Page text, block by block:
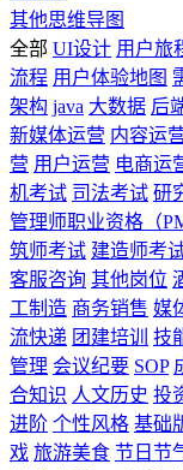
其他思维导图
全部 UI设计 用户旅
流程 用户体验地图
架构 java 大数据 后
新媒体运营 内容运
营 用户运营 电商运
机考试 司法考试 研
管理师职业资格（
筑师考试 建造师考
客服咨询 其他岗位
工制造 商务销售 媒
流快递 团建培训 技
管理 会议纪要 SOP
合知识 人文历史 投
进阶 个性风格 基础
戏 旅游美食 节日节